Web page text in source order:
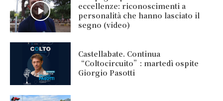
eccellenze: riconoscimenti a
personalità che hanno lasciato il
segno (video)
Castellabate. Continua
“Coltocircuito”: martedì ospite
Giorgio Pasotti